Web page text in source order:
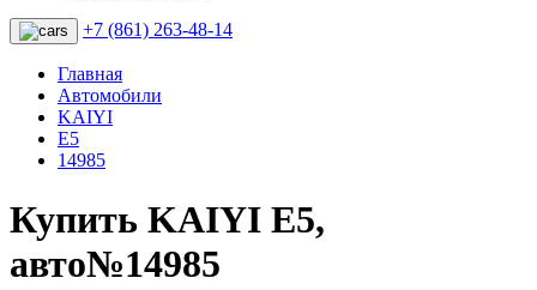
+7 (861) 263-48-14
Главная
Автомобили
KAIYI
E5
14985
Купить KAIYI E5,
авто№14985